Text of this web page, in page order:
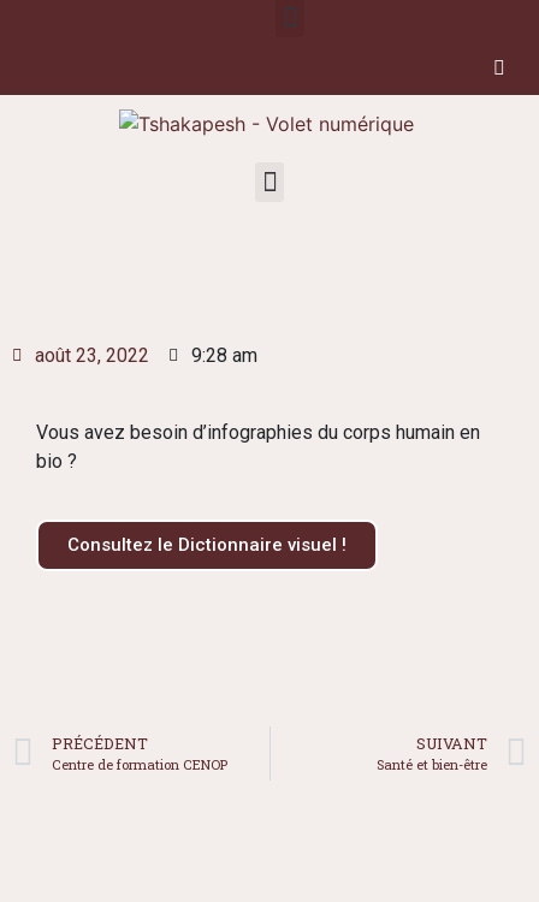
août 23, 2022 9:28 am
Vous avez besoin d’infographies du corps humain en
bio ?
Consultez le Dictionnaire visuel !
PRÉCÉDENT
Centre de formation CENOP
SUIVANT
Santé et bien-être